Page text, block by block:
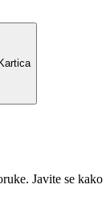
Javite se kako